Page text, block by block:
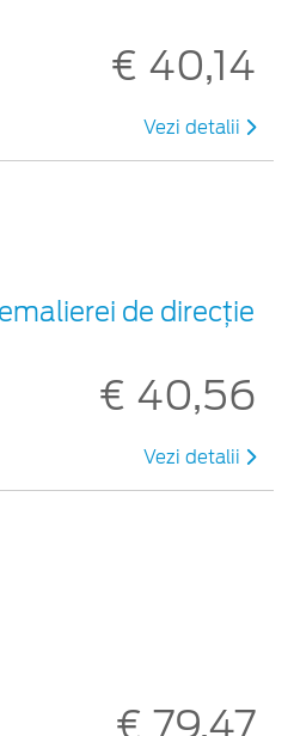
€ 40,14
Vezi detalii
de direcţie
€ 40,56
Vezi detalii
€ 79,47